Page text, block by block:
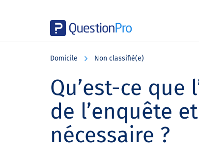
Domicile Non classifié(e)
Qu’est-ce que
de l’enquête
nécessaire ?